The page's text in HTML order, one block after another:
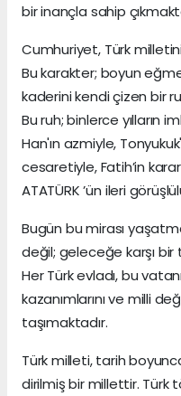
bir inançla sahip
Cumhuriyet, Türk
Bu karakter; boyun
kaderini kendi çizen bir
Bu ruh; binlerce yılların
Han'ın azmiyle,
cesaretiyle, Fatih’in
ATATÜRK ’ün ileri
Bugün bu mirası
değil; geleceğe karşı
Her Türk evladı, bu
kazanımlarını ve milli
taşımaktadır.
Türk milleti, tarih
dirilmiş bir millettir. Türk